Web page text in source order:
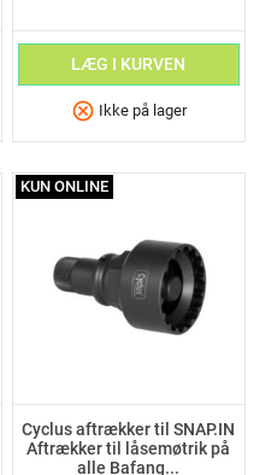
LÆG I KURVEN
cancel Ikke på lager
Cyclus aftrækker til SNAP.IN
Aftrækker til låsemøtrik på
alle Bafang...
KUN ONLINE